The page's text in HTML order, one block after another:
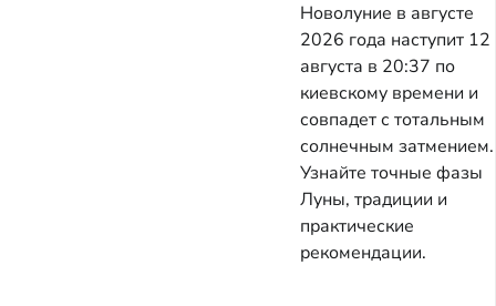
Новолуние в августе
2026 года наступит 12
августа в 20:37 по
киевскому времени и
совпадет с тотальным
солнечным затмением.
Узнайте точные фазы
Луны, традиции и
практические
рекомендации.